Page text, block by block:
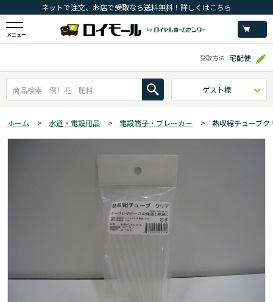
ネットで注文、お店で受取なら送料無料！詳しくはこちら
メニュー
受取方法 宅配便
ゲスト様
ホーム > 水道・電設用品 > 電設端子・ブレーカー > 熱収縮チューブ